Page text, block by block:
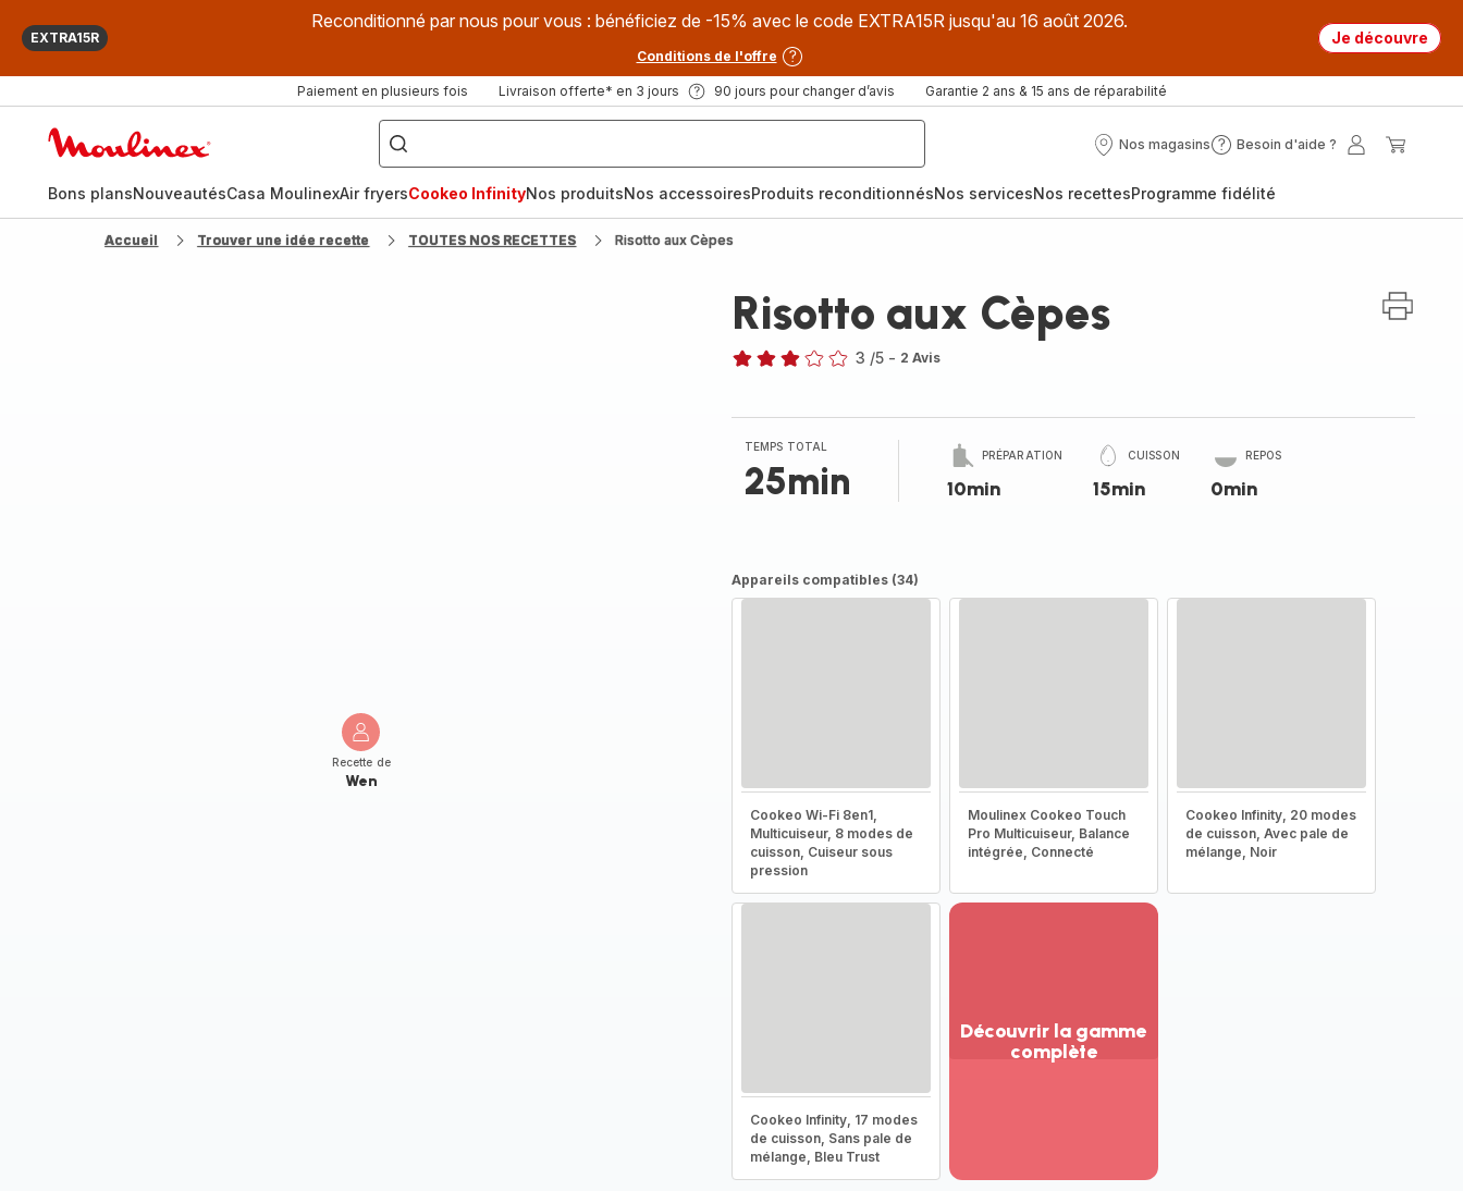
EXTRA15R
Reconditionné par nous pour vous : bénéficiez de -15% avec le code EXTRA15R jusqu'au 16 août 2026.
Conditions de l'offre
Je découvre
Paiement en plusieurs fois Livraison offerte* en 3 jours 90 jours pour changer d’avis Garantie 2 ans & 15 ans de réparabilité
["Que
recherchez-
vous
?",
fryer",
"Companion"]
Nos magasins
Nos
Besoin d'aide ?
Besoin
?
Mon
Bons plansNouveautésCasa MoulinexAir fryersCookeo InfinityNos produitsNos accessoiresProduits reconditionnésNos servicesNos recettesProgramme fidélité
Accueil Trouver une idée recette TOUTES NOS RECETTES Risotto aux Cèpes
Recette de
Wen
Risotto aux Cèpes
étoiles
(moyenne)
3 /5 - 2 Avis
TEMPS TOTAL
25min
PRÉPARATION
10min
CUISSON
15min
REPOS
0min
Appareils compatibles (34)
Cookeo Wi-Fi 8en1,
Multicuiseur, 8 modes de
cuisson, Cuiseur sous
pression
Moulinex Cookeo Touch
Pro Multicuiseur, Balance
intégrée, Connecté
Cookeo Infinity, 20 modes
de cuisson, Avec pale de
mélange, Noir
Cookeo Infinity, 17 modes
de cuisson, Sans pale de
mélange, Bleu Trust
Découvrir la gamme
complète
gamme